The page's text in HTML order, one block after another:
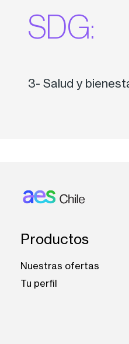
SDG:
3- Salud y
Productos
Nuestras ofertas
Tu perfil